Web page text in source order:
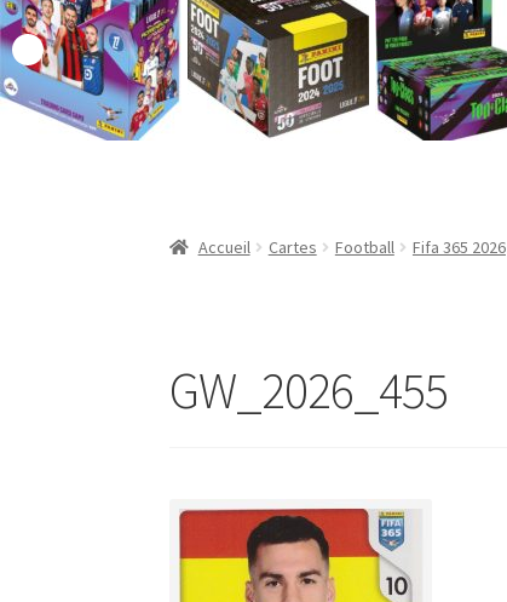
Accueil Cartes Football Fifa 365 2026
GW_2026_455